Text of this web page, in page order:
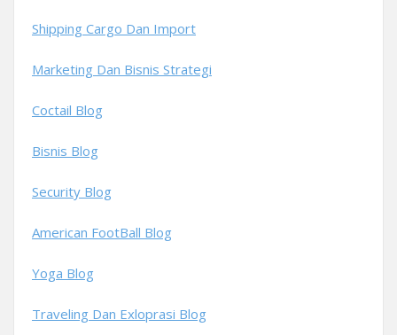
Shipping Cargo Dan Import
Marketing Dan Bisnis Strategi
Coctail Blog
Bisnis Blog
Security Blog
American FootBall Blog
Yoga Blog
Traveling Dan Exloprasi Blog